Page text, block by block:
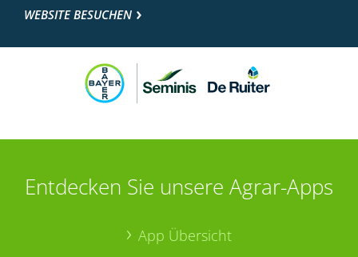
WEBSITE BESUCHEN
Entdecken Sie unsere Agrar-Apps
App Übersicht